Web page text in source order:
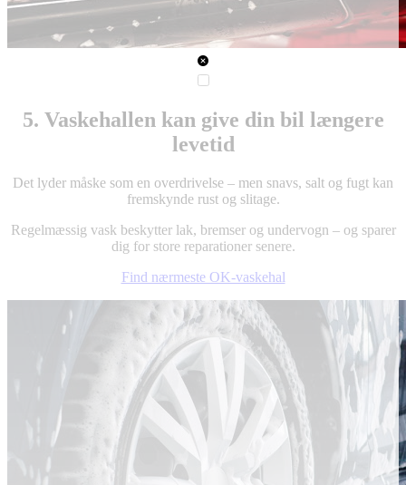
5. Vaskehallen kan give din bil længere
levetid
Det lyder måske som en overdrivelse – men snavs, salt og fugt kan
fremskynde rust og slitage.
Regelmæssig vask beskytter lak, bremser og undervogn – og sparer
dig for store reparationer senere.
Find nærmeste OK-vaskehal